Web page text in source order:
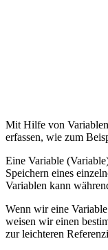
Mit Hilfe von
erfassen, wie zum
Eine Variable
Speichern eines
Variablen kann
Wenn wir eine
weisen wir einen
zur leichteren